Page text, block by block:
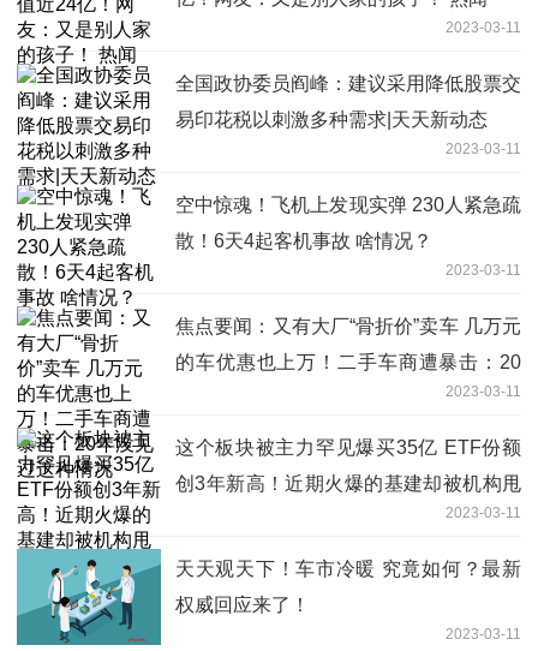
2023-03-11
全国政协委员阎峰：建议采用降低股票交
易印花税以刺激多种需求|天天新动态
2023-03-11
空中惊魂！飞机上发现实弹 230人紧急疏
散！6天4起客机事故 啥情况？
2023-03-11
焦点要闻：又有大厂“骨折价”卖车 几万元
的车优惠也上万！二手车商遭暴击：20
2023-03-11
这个板块被主力罕见爆买35亿 ETF份额
创3年新高！近期火爆的基建却被机构甩
2023-03-11
天天观天下！车市冷暖 究竟如何？最新
权威回应来了！
2023-03-11